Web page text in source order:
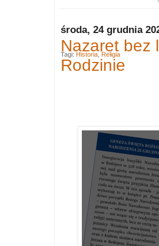
środa, 24 grudnia
Nazaret bez
Rodzinie
Tagi: Historia Religia